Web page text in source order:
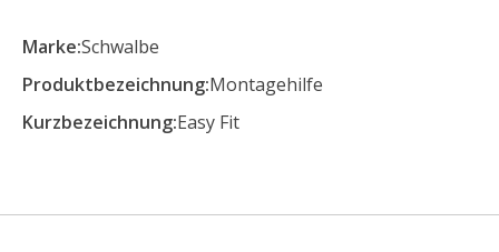
Marke:Schwalbe
Produktbezeichnung:Montagehilfe
Kurzbezeichnung:Easy Fit